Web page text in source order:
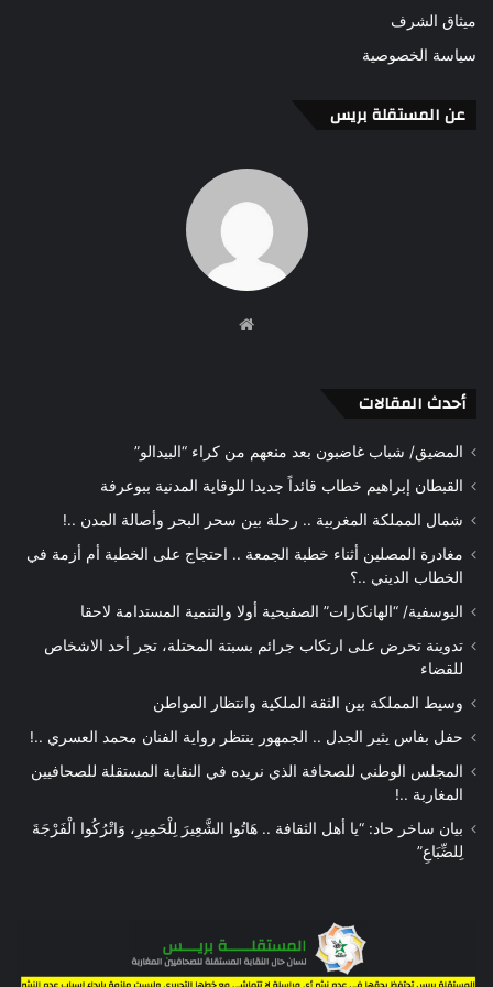
ميثاق الشرف
سياسة الخصوصية
عن المستقلة بريس
أحدث المقالات
المضيق/ شباب غاضبون بعد منعهم من كراء “البيدالو”
القبطان إبراهيم خطاب قائداً جديدا للوقاية المدنية ببوعرفة
شمال المملكة المغربية .. رحلة بين سحر البحر وأصالة المدن ..!
مغادرة المصلين أثناء خطبة الجمعة .. احتجاج على الخطبة أم أزمة في
الخطاب الديني ..؟
اليوسفية/ “الهانكارات” الصفيحية أولا والتنمية المستدامة لاحقا
تدوينة تحرض على ارتكاب جرائم بسبتة المحتلة، تجر أحد الاشخاص
للقضاء
وسيط المملكة بين الثقة الملكية وانتظار المواطن
حفل بفاس يثير الجدل .. الجمهور ينتظر رواية الفنان محمد العسري ..!
المجلس الوطني للصحافة الذي نريده في النقابة المستقلة للصحافيين
المغاربة ..!
بيان ساخر حاد: “يا أهل الثقافة .. هَاتُوا الشَّعِيرَ لِلْحَمِيرِ، وَاتْرُكُوا الْفَرْجَةَ
لِلضِّبَاعِ”